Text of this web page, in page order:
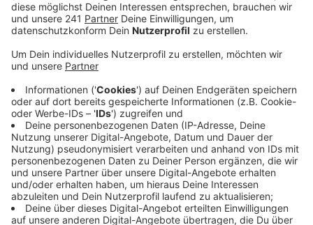
Veröffentlicht:Samstag, 29.06.2019 10:46
Bei der Stationsstraße bestehe dringend
Handlungsbedarf, sagt die Stadt. Denn durch künftige
Bauvorhaben, wie dem neuen Stadthaus, werde
zusätzlicher Verkehr in dem Bereich entstehen. Um
Abhilfe zu schaffen, schlagen die Planer des
Gutachtens unter anderem vor, die Rampe von der
Stationsstraße zur Paffrather Straße zu sperren.
Stattdessen soll der Verkehr um die